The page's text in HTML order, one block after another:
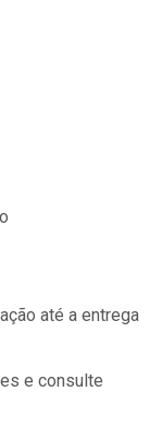
até a entrega
e consulte